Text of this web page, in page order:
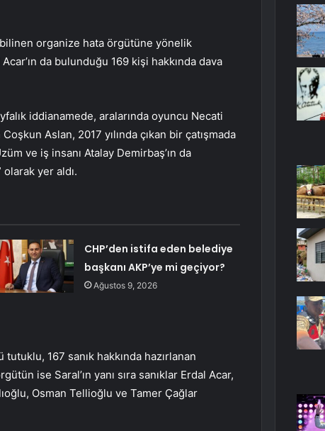
bilinen organize hata örgütüne yönelik
da bulunduğu 169 kişi hakkında dava
iddianamede, aralarında oyuncu Necati
Aslan, 2017 yılında çıkan bir çatışmada
ve iş insanı Atalay Demirbaş’ın da
yer aldı.
CHP’den istifa eden belediye
başkanı AKP’ye mi geçiyor?
Ağustos 9, 2026
167 sanık hakkında hazırlanan
ise Saral’ın yanı sıra sanıklar Erdal Acar,
Osman Tellioğlu ve Tamer Çağlar